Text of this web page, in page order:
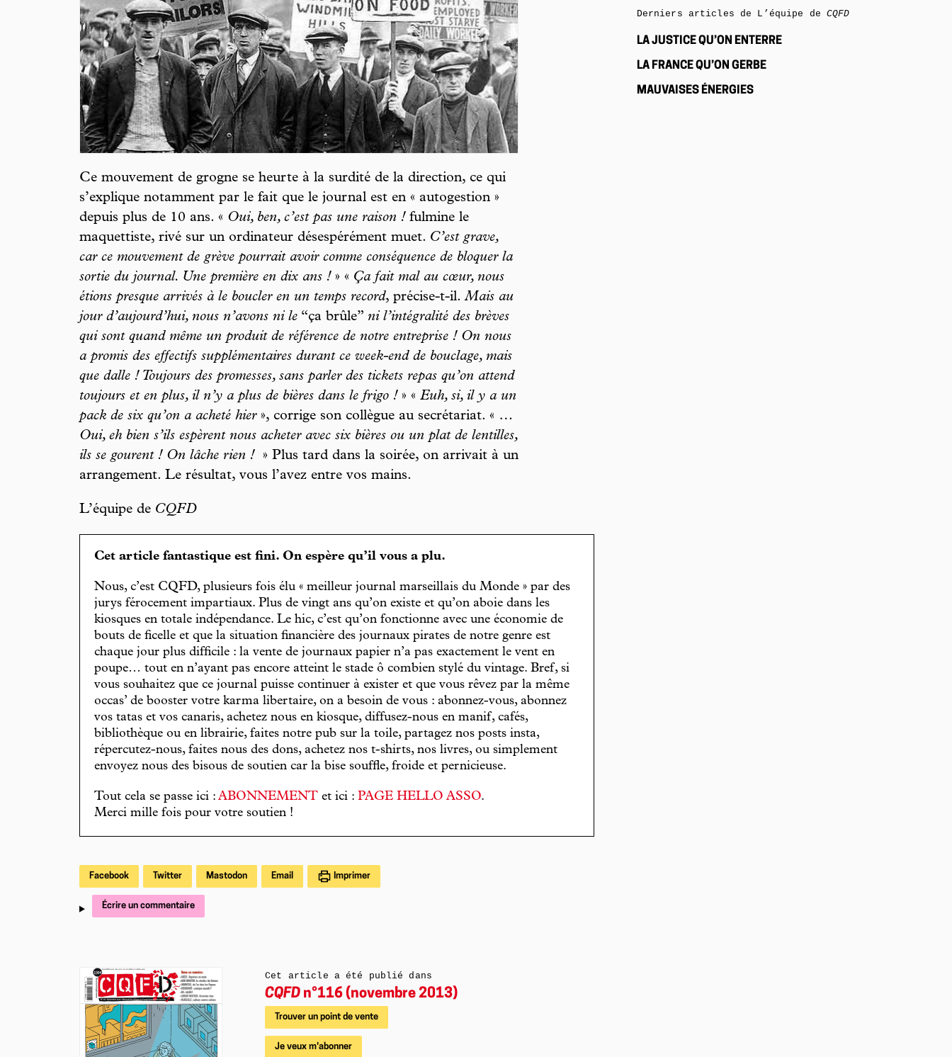
Ce mouvement de grogne se heurte à la surdité de la direction, ce qui
s’explique notamment par le fait que le journal est en « autogestion »
depuis plus de 10 ans. « Oui, ben, c’est pas une raison ! fulmine le
maquettiste, rivé sur un ordinateur désespérément muet. C’est grave,
car ce mouvement de grève pourrait avoir comme conséquence de bloquer la
sortie du journal. Une première en dix ans ! » « Ça fait mal au cœur, nous
étions presque arrivés à le boucler en un temps record, précise-t-il.Mais au
jour d’aujourd’hui, nous n’avons ni le “ça brûle” ni l’intégralité des brèves
qui sont quand même un produit de référence de notre entreprise ! On nous
a promis des effectifs supplémentaires durant ce week-end de bouclage, mais
que dalle ! Toujours des promesses, sans parler des tickets repas qu’on attend
toujours et en plus, il n’y a plus de bières dans le frigo ! » « Euh, si, il y a un
pack de six qu’on a acheté hier», corrige son collègue au secrétariat. « …
Oui, eh bien s’ils espèrent nous acheter avec six bières ou un plat de lentilles,
ils se gourent ! On lâche rien ! » Plus tard dans la soirée, on arrivait à un
arrangement. Le résultat, vous l’avez entre vos mains.
L’équipe de CQFD
Cet article fantastique est fini. On espère qu’il vous a plu.
Nous, c’est CQFD, plusieurs fois élu « meilleur journal marseillais du Monde » par des
jurys férocement impartiaux. Plus de vingt ans qu’on existe et qu’on aboie dans les
kiosques en totale indépendance. Le hic, c’est qu’on fonctionne avec une économie de
bouts de ficelle et que la situation financière des journaux pirates de notre genre est
chaque jour plus difficile : la vente de journaux papier n’a pas exactement le vent en
poupe… tout en n’ayant pas encore atteint le stade ô combien stylé du vintage. Bref, si
vous souhaitez que ce journal puisse continuer à exister et que vous rêvez par la même
occas’ de booster votre karma libertaire, on a besoin de vous : abonnez-vous, abonnez
vos tatas et vos canaris, achetez nous en kiosque, diffusez-nous en manif, cafés,
bibliothèque ou en librairie, faites notre pub sur la toile, partagez nos posts insta,
répercutez-nous, faites nous des dons, achetez nos t-shirts, nos livres, ou simplement
envoyez nous des bisous de soutien car la bise souffle, froide et pernicieuse.
Tout cela se passe ici : ABONNEMENT et ici : PAGE HELLO ASSO.
Merci mille fois pour votre soutien !
Facebook Twitter Mastodon Email Imprimer
Écrire un commentaire
Cet article a été publié dans
CQFD n°116 (novembre 2013)
Trouver un point de vente
Je veux m'abonner
Derniers articles de L’équipe de CQFD
LA JUSTICE QU’ON ENTERRE
LA FRANCE QU’ON GERBE
MAUVAISES ÉNERGIES